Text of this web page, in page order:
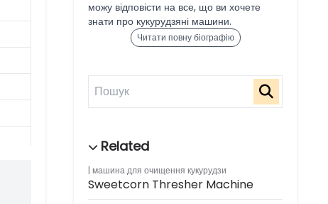
можу відповісти на все, що ви хочете
знати про кукурудзяні машини.
Читати повну біографію
машина для очищення кукурудзи
Sweetcorn Thresher Machine